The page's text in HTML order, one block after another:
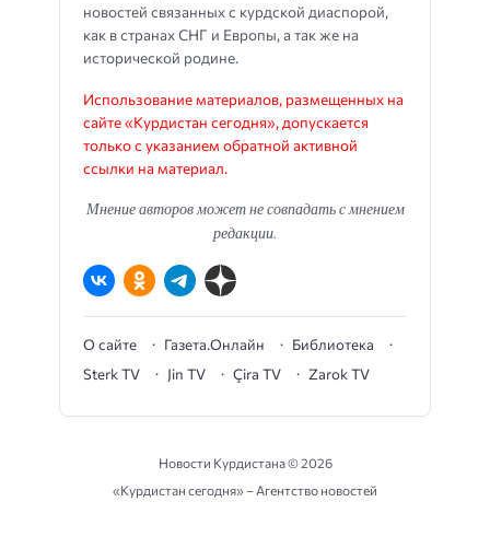
новостей связанных с курдской диаспорой,
как в странах СНГ и Европы, а так же на
исторической родине.
Использование материалов, размещенных на
сайте «Курдистан сегодня», допускается
только с указанием обратной активной
ссылки на материал.
Мнение авторов может не совпадать с мнением
редакции.
О сайте Газета.Онлайн
Библиотека
Sterk TV
Jin TV Çira TV Zarok TV
Новости Курдистана ©2026
«Курдистан сегодня» – Агентство новостей